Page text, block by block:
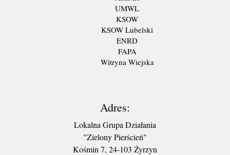
UMWL
KSOW
KSOW Lubelski
ENRD
FAPA
Witryna Wiejska
Adres:
Lokalna Grupa Działania
"Zielony Pierścień"
Kośmin 7, 24-103 Żyrzyn